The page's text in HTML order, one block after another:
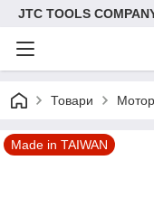
JTC TOOLS
Товари
Made in TAIWAN